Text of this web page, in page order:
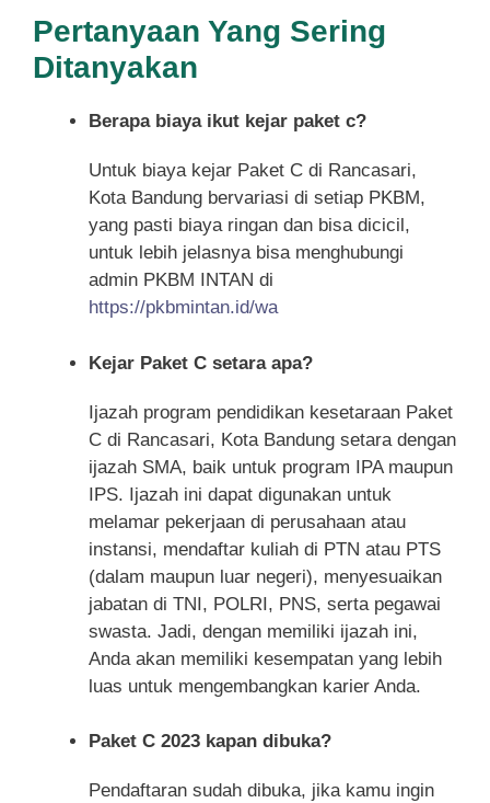
Pertanyaan Yang Sering
Ditanyakan
Berapa biaya ikut kejar paket c?
Untuk biaya kejar Paket C di Rancasari,
Kota Bandung bervariasi di setiap PKBM,
yang pasti biaya ringan dan bisa dicicil,
untuk lebih jelasnya bisa menghubungi
admin PKBM INTAN di
https://pkbmintan.id/wa
Kejar Paket C setara apa?
Ijazah program pendidikan kesetaraan Paket
C di Rancasari, Kota Bandung setara dengan
ijazah SMA, baik untuk program IPA maupun
IPS. Ijazah ini dapat digunakan untuk
melamar pekerjaan di perusahaan atau
instansi, mendaftar kuliah di PTN atau PTS
(dalam maupun luar negeri), menyesuaikan
jabatan di TNI, POLRI, PNS, serta pegawai
swasta. Jadi, dengan memiliki ijazah ini,
Anda akan memiliki kesempatan yang lebih
luas untuk mengembangkan karier Anda.
Paket C 2023 kapan dibuka?
Pendaftaran sudah dibuka, jika kamu ingin